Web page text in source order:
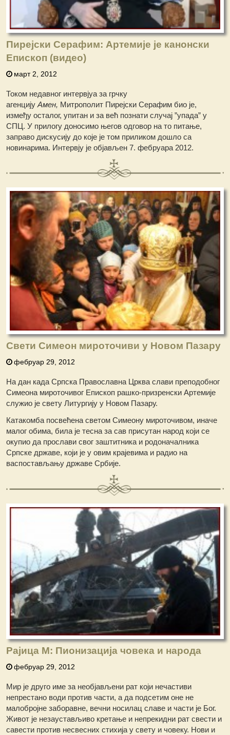
Пирејски Серафим: Артемије је канонски
Епископ (видео)
март 2, 2012
Током недавног интервјуа за грчку
агенцијуАмен, Митрополит Пирејски Серафим био је,
између осталог, упитан и за већ познати случај ”упада” у
СПЦ. У прилогу доносимо његов одговор на то питање,
заправо дискусију до које је том приликом дошло са
новинарима. Интервју је објављен 7. фебруара 2012.
Свети Симеон мироточиви у Новом Пазару
фебруар 29, 2012
На дан када Српска Православна Црква слави преподобног
Симеона мироточивог Епископ рашко-призренски Артемије
служио је свету Литургију у Новом Пазару.
Катакомба посвећена светом Симеону мироточивом, иначе
малог обима, била је тесна за сав присутан народ који се
окупио да прослави свог заштитника и родоначалника
Српске државе, који је у овим крајевима и радио на
васпостављању државе Србије.
Рајица М: Пионизација човека и народа
фебруар 29, 2012
Мир је друго име за необјављени рат који нечастиви
непрестано води против части, а да подсетим оне не
малобројне заборавне, вечни носилац славе и части је Бог.
Живот је незаустављиво кретање и непрекидни рат свести и
савести против несвесних стихија у свету и човеку. Нови и